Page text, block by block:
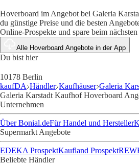
Hoverboard im Angebot bei Galeria
du günstige Preise und die besten
Online-Prospekte und spare beim
Alle Hoverboard Angebote in der App
Du bist hier
10178 Berlin
kaufDA Händler Kaufhäuser Galeria
Galeria Karstadt Kaufhof Hoverboard
Unternehmen
Über Bonial.deFür Handel und Hersteller
Supermarkt Angebote
EDEKA ProspektKaufland Prospekt
Beliebte Händler